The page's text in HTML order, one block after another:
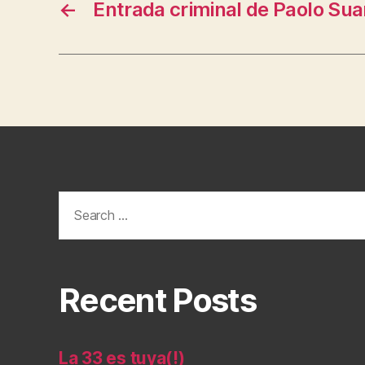
← Entrada criminal de Paolo
for:
Recent Posts
La 33 es tuya(!)